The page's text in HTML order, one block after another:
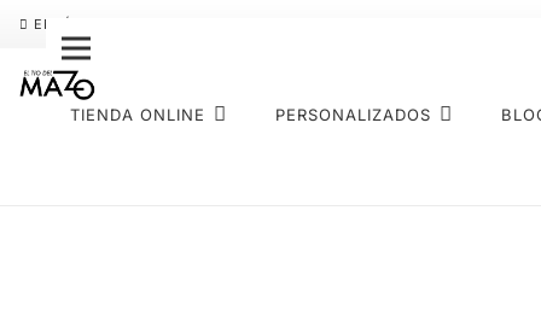
ENVÍO GRATIS
TIENDA ONLINE PERSONALIZADOS